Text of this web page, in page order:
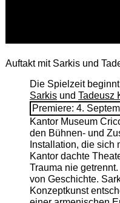
Auftakt mit Sarkis und
Die Spielzeit
Sarkisund Tadeusz
Premiere: 4.
Kantor Museum
den Bühnen- und
Installation, die sich
Kantor dachte
Trauma nie
von Geschichte.
Konzeptkunst